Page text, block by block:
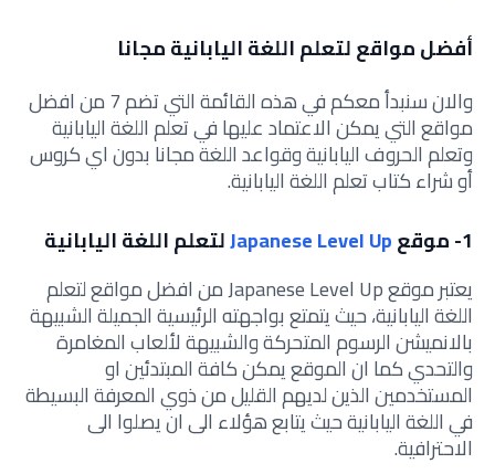
أفضل مواقع لتعلم اللغة اليابانية مجانا
والان سنبدأ معكم في هذه القائمة التي
تضم 7 من افضل
مواقع التي يمكن الاعتماد عليها في تعلم اللغة اليابانية
وتعلم الحروف اليابانية وقواعد اللغة مجانا بدون اي كروس
أو شراء كتاب تعلم اللغة اليابانية.
1- موقع
Japanese Level Upلتعلم اللغة اليابانية
يعتبر موقع Japanese Level Up من افضل مواقع لتعلم
اللغة اليابانية، حيث يتمتع بواجهته الرئيسية الجميلة الشبيهة
بالانميشن الرسوم المتحركة والشبيهة لألعاب المغامرة
والتحدي كما ان الموقع يمكن كافة المبتدئين او
المستخدمين الذين لديهم القليل من ذوي المعرفة البسيطة
في اللغة اليابانية حيث يتابع هؤلاء الى ان يصلوا الى
الاحترافية.